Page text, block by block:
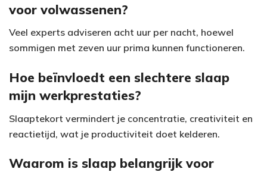
voor volwassenen?
Veel experts adviseren acht uur per nacht, hoewel
sommigen met zeven uur prima kunnen functioneren.
Hoe beïnvloedt een slechtere slaap
mijn werkprestaties?
Slaaptekort vermindert je concentratie, creativiteit en
reactietijd, wat je productiviteit doet kelderen.
Waarom is slaap belangrijk voor